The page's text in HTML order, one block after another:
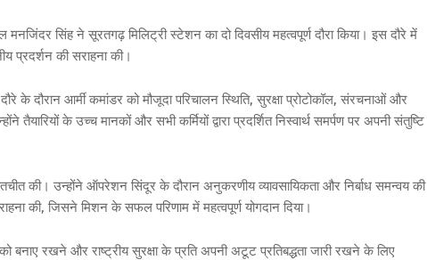
सिंह ने सूरतगढ़ मिलिट्री स्टेशन का दो दिवसीय महत्वपूर्ण दौरा किया। इस दौरे में
प्रदर्शन की सराहना की।
दौरान आर्मी कमांडर को मौजूदा परिचालन स्थिति, सुरक्षा प्रोटोकॉल, संरचनाओं और
तैयारियों के उच्च मानकों और सभी कर्मियों द्वारा प्रदर्शित निस्वार्थ समर्पण पर अपनी संतुष्टि
की। उन्होंने ऑपरेशन सिंदूर के दौरान अनुकरणीय व्यावसायिकता और निर्बाध समन्वय की
की, जिसने मिशन के सफल परिणाम में महत्वपूर्ण योगदान दिया।
रखने और राष्ट्रीय सुरक्षा के प्रति अपनी अटूट प्रतिबद्धता जारी रखने के लिए